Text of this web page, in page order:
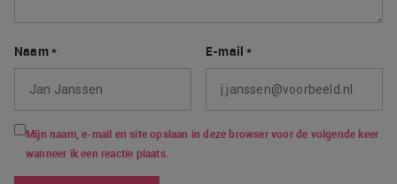
Naam* E-mail*
Mijn naam, e-mail en site opslaan in deze browser voor de volgende keer
wanneer ik een reactie plaats.